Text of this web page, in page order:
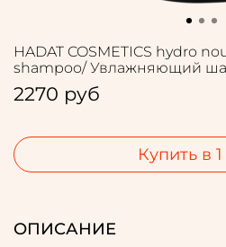
HADAT COSMETICS hydro
shampoo/ Увлажняющий
2270 руб
Купить в
ОПИСАНИЕ